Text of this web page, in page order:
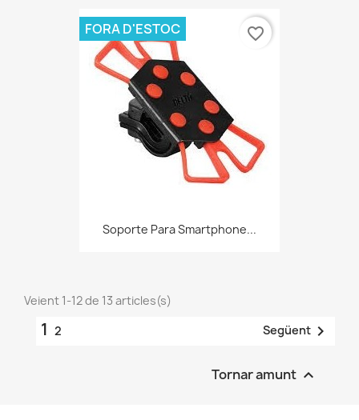
Soporte Para Smartphone...
FORA D'ESTOC favorite_border
Veient 1-12 de 13 articles(s)
1 2 Següent 
Tornar amunt 